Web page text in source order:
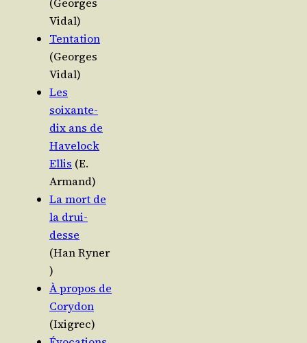
Vidal)
Ten­ta­tion
(Georges
Vidal)
Les
soixante-
dix ans de
Have­lock
Ellis (E.
Armand)
La mort de
la drui­
desse
(Han Ryner
)
À pro­pos de
Cory­don
(Ixi­grec)